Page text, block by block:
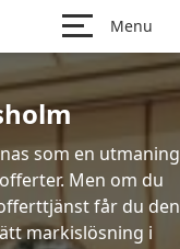
Menu
som en utmaning
Men om du
får du den
markislösning i